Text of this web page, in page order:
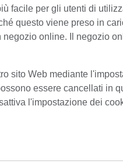
facile per gli utenti di
questo viene preso in
online. Il negozio
sito Web mediante
essere cancellati in
l'impostazione dei